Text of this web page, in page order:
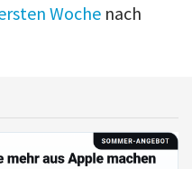
Woche nach